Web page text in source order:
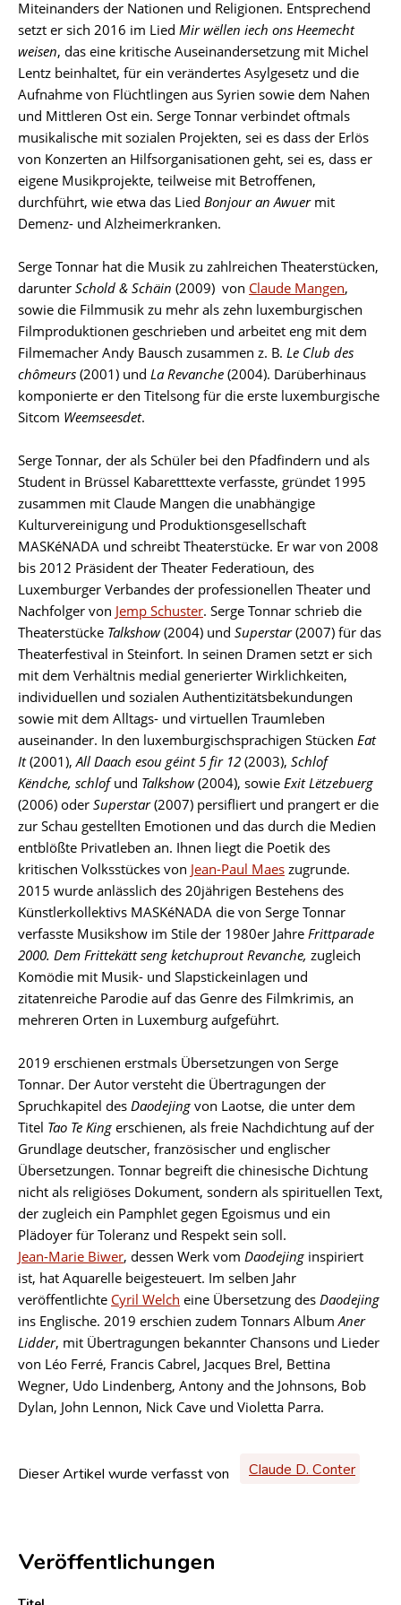
Miteinanders der Nationen und Religionen. Entsprechend
setzt er sich 2016 im Lied Mir wëllen iech ons Heemecht
weisen, das eine kritische Auseinandersetzung mit Michel
Lentz beinhaltet, für ein verändertes Asylgesetz und die
Aufnahme von Flüchtlingen aus Syrien sowie dem Nahen
und Mittleren Ost ein. Serge Tonnar verbindet oftmals
musikalische mit sozialen Projekten, sei es dass der Erlös
von Konzerten an Hilfsorganisationen geht, sei es, dass er
eigene Musikprojekte, teilweise mit Betroffenen,
durchführt, wie etwa das Lied Bonjour an Awuermit
Demenz- und Alzheimerkranken.
Serge Tonnar hat die Musik zu zahlreichen Theaterstücken,
darunter Schold & Schäin (2009) von Claude Mangen,
sowie die Filmmusik zu mehr als zehn luxemburgischen
Filmproduktionen geschrieben und arbeitet eng mit dem
Filmemacher Andy Bausch zusammen z. B. Le Club des
chômeurs (2001) und La Revanche (2004). Darüberhinaus
komponierte er den Titelsong für die erste luxemburgische
Sitcom Weemseesdet.
Serge Tonnar, der als Schüler bei den Pfadfindern und als
Student in Brüssel Kabaretttexte verfasste, gründet 1995
zusammen mit Claude Mangen die unabhängige
Kulturvereinigung und Produktionsgesellschaft
MASKéNADA und schreibt Theaterstücke. Er war von 2008
bis 2012 Präsident der Theater Federatioun, des
Luxemburger Verbandes der professionellen Theater und
Nachfolger von Jemp Schuster. Serge Tonnar schrieb die
Theaterstücke Talkshow(2004) und Superstar(2007) für das
Theaterfestival in Steinfort. In seinen Dramen setzt er sich
mit dem Verhältnis medial generierter Wirklichkeiten,
individuellen und sozialen Authentizitätsbekundungen
sowie mit dem Alltags- und virtuellen Traumleben
auseinander. In den luxemburgischsprachigen Stücken Eat
It(2001),All Daach esou géint 5 fir 12 (2003), Schlof
Këndche, schlofund Talkshow(2004), sowie Exit Lëtzebuerg
(2006) oder Superstar(2007) persifliert und prangert er die
zur Schau gestellten Emotionen und das durch die Medien
entblößte Privatleben an. Ihnen liegt die Poetik des
kritischen Volksstückes von Jean-Paul Maes zugrunde.
2015 wurde anlässlich des 20jährigen Bestehens des
Künstlerkollektivs MASKéNADA die von Serge Tonnar
verfasste Musikshow im Stile der 1980er Jahre Frittparade
2000. Dem Frittekätt seng ketchuprout Revanche, zugleich
Komödie mit Musik- und Slapstickeinlagen und
zitatenreiche Parodie auf das Genre des Filmkrimis, an
mehreren Orten in Luxemburg aufgeführt.
2019 erschienen erstmals Übersetzungen von Serge
Tonnar. Der Autor versteht die Übertragungen der
Spruchkapitel des Daodejing von Laotse, die unter dem
Titel Tao Te King erschienen, als freie Nachdichtung auf der
Grundlage deutscher, französischer und englischer
Übersetzungen. Tonnar begreift die chinesische Dichtung
nicht als religiöses Dokument, sondern als spirituellen Text,
der zugleich ein Pamphlet gegen Egoismus und ein
Plädoyer für Toleranz und Respekt sein soll.
Jean-Marie Biwer, dessen Werk vom Daodejing inspiriert
ist, hat Aquarelle beigesteuert. Im selben Jahr
veröffentlichte Cyril Welch eine Übersetzung des Daodejing
ins Englische. 2019 erschien zudem Tonnars AlbumAner
Lidder, mit Übertragungen bekannter Chansons und Lieder
von Léo Ferré, Francis Cabrel, Jacques Brel, Bettina
Wegner, Udo Lindenberg, Antony and the Johnsons, Bob
Dylan, John Lennon, Nick Cave und Violetta Parra.
Dieser Artikel wurde verfasst von Claude D. Conter
Veröffentlichungen